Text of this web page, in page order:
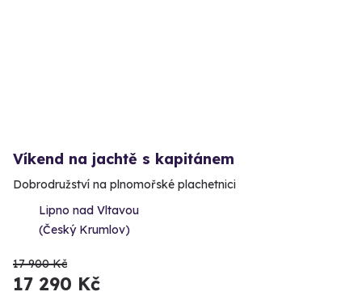
Víkend na jachtě s kapitánem
Dobrodružství na plnomořské plachetnici
Lipno nad Vltavou
(Český Krumlov)
17 900 Kč
17 290 Kč